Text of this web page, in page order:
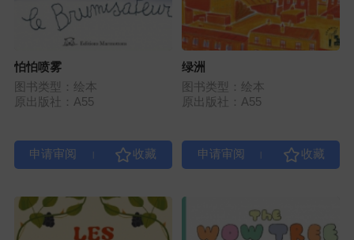
怕怕喷雾
图书类型：绘本
原出版社：A55
绿洲
图书类型：绘本
原出版社：A55